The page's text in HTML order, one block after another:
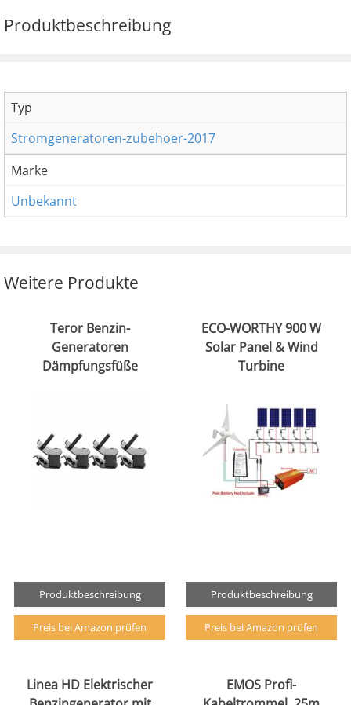
Produktbeschreibung
Typ
Stromgeneratoren-zubehoer-2017
Marke
Unbekannt
Weitere Produkte
Teror Benzin-
Generatoren
Dämpfungsfüße
Produktbeschreibung
Preis bei Amazon prüfen
ECO-WORTHY 900 W
Solar Panel & Wind
Turbine
Produktbeschreibung
Preis bei Amazon prüfen
Linea HD Elektrischer
EMOS Profi-